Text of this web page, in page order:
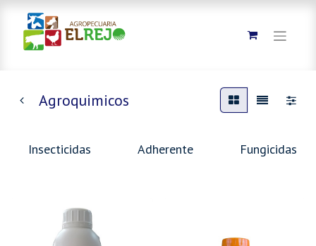
Agroquimicos
Insecticidas Adherente Fungicidas